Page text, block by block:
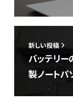
新しい投稿
バッテリー
製ノートパ